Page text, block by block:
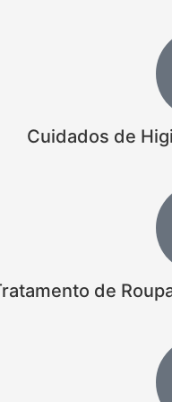
Cuidados de
de